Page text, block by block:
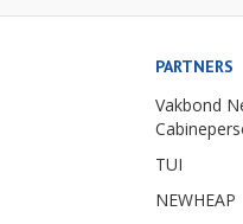
PARTNERS
Vakbond
TUI
NEWHEAP